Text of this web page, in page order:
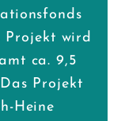
wird
ca. 9,5
Projekt
Heine